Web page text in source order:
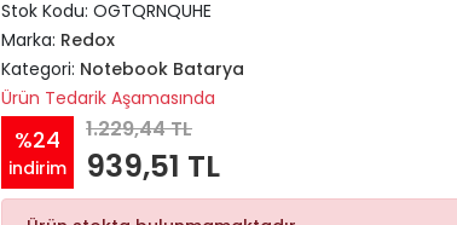
Stok Kodu: OGTQRNQUHE
Marka: Redox
Kategori: Notebook Batarya
Ürün Tedarik Aşamasında
%24
indirim
1.229,44 TL
939,51 TL